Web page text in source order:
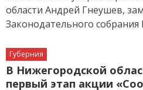
области Андрей Гнеушев,
Законодательного
Губерния
В Нижегородской
первый этап акции